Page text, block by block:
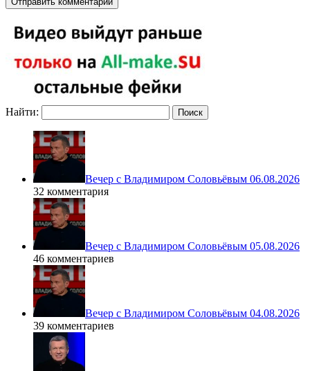
Найти:
Вечер с Владимиром Соловьёвым 06.08.2026
32 комментария
Вечер с Владимиром Соловьёвым 05.08.2026
46 комментариев
Вечер с Владимиром Соловьёвым 04.08.2026
39 комментариев